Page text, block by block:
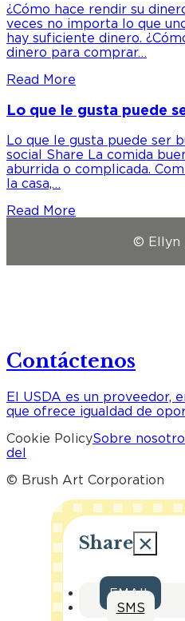
¿Cómo hace rendir su
veces no importa lo que
hay suficiente dinero.
dinero para comprar…
Read More
Lo que le gusta puede
Lo que le gusta puede ser
social Share La comida
aburrida o complicada.
la casa,…
Read More
© Ellyn
Contáctenos
El USDA es un proveedor,
que ofrece igualdad de
Cookie PolicySobre
del
© Brush Art Corporation
Share ×
EMAIL
SMS